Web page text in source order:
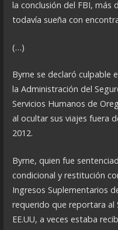
la conclusión del FBI, más
todavía sueña con
(…)
Byrne se declaró culpable
la Administración del
Servicios Humanos de
al ocultar sus viajes fuera
2012.
Byrne, quien fue
condicional y restitución
Ingresos Suplementarios
requerido que reportara al
EE.UU, a veces estaba